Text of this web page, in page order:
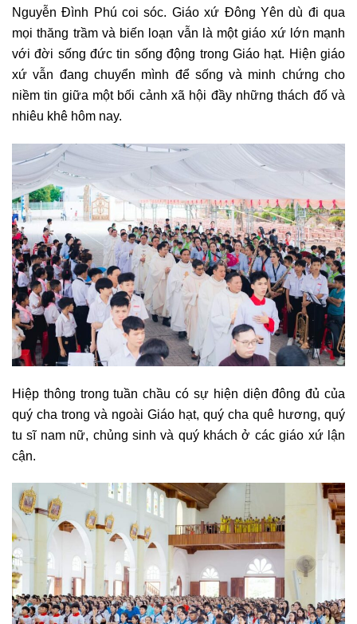
Nguyễn Đình Phú coi sóc. Giáo xứ Đông Yên dù đi qua
mọi thăng trầm và biến loạn vẫn là một giáo xứ lớn mạnh
với đời sống đức tin sống động trong Giáo hạt. Hiện giáo
xứ vẫn đang chuyển mình để sống và minh chứng cho
niềm tin giữa một bối cảnh xã hội đầy những thách đố và
nhiêu khê hôm nay.
Hiệp thông trong tuần chầu có sự hiện diện đông đủ của
quý cha trong và ngoài Giáo hạt, quý cha quê hương, quý
tu sĩ nam nữ, chủng sinh và quý khách ở các giáo xứ lận
cận.